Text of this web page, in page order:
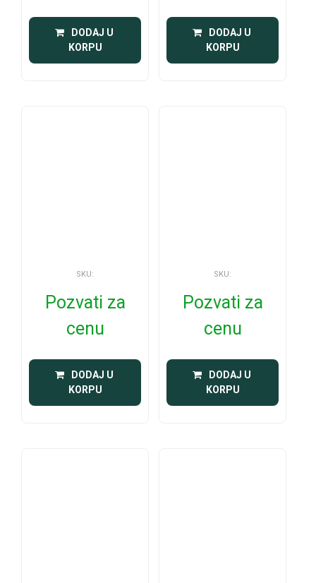
DODAJ U
KORPU
DODAJ U
KORPU
SKU:
Pozvati za
cenu
DODAJ U
KORPU
SKU:
Pozvati za
cenu
DODAJ U
KORPU